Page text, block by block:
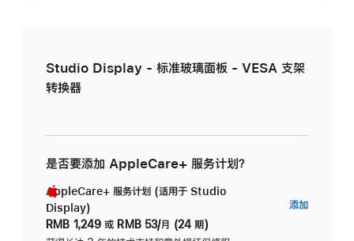
Studio Display - 标准玻璃面板 - VESA 支架
转换器
是否要添加 AppleCare+ 服务计划？
AppleCare+ 服务计划 (适用于 Studio
Display)
RMB 1,249 或 RMB 53/月 (24 期)
添加